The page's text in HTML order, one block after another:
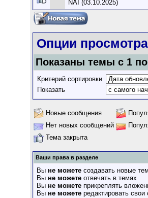
NAI (03.10.2025)
Опции просмотра
Показаны темы с 1 по
Критерий сортировки
Показать
Новые сообщения
Нет новых сообщений
Тема закрыта
Ваши права в разделе
Вы не можете создавать новые
Вы не можете отвечать в темах
Вы не можете прикреплять
Вы не можете редактировать